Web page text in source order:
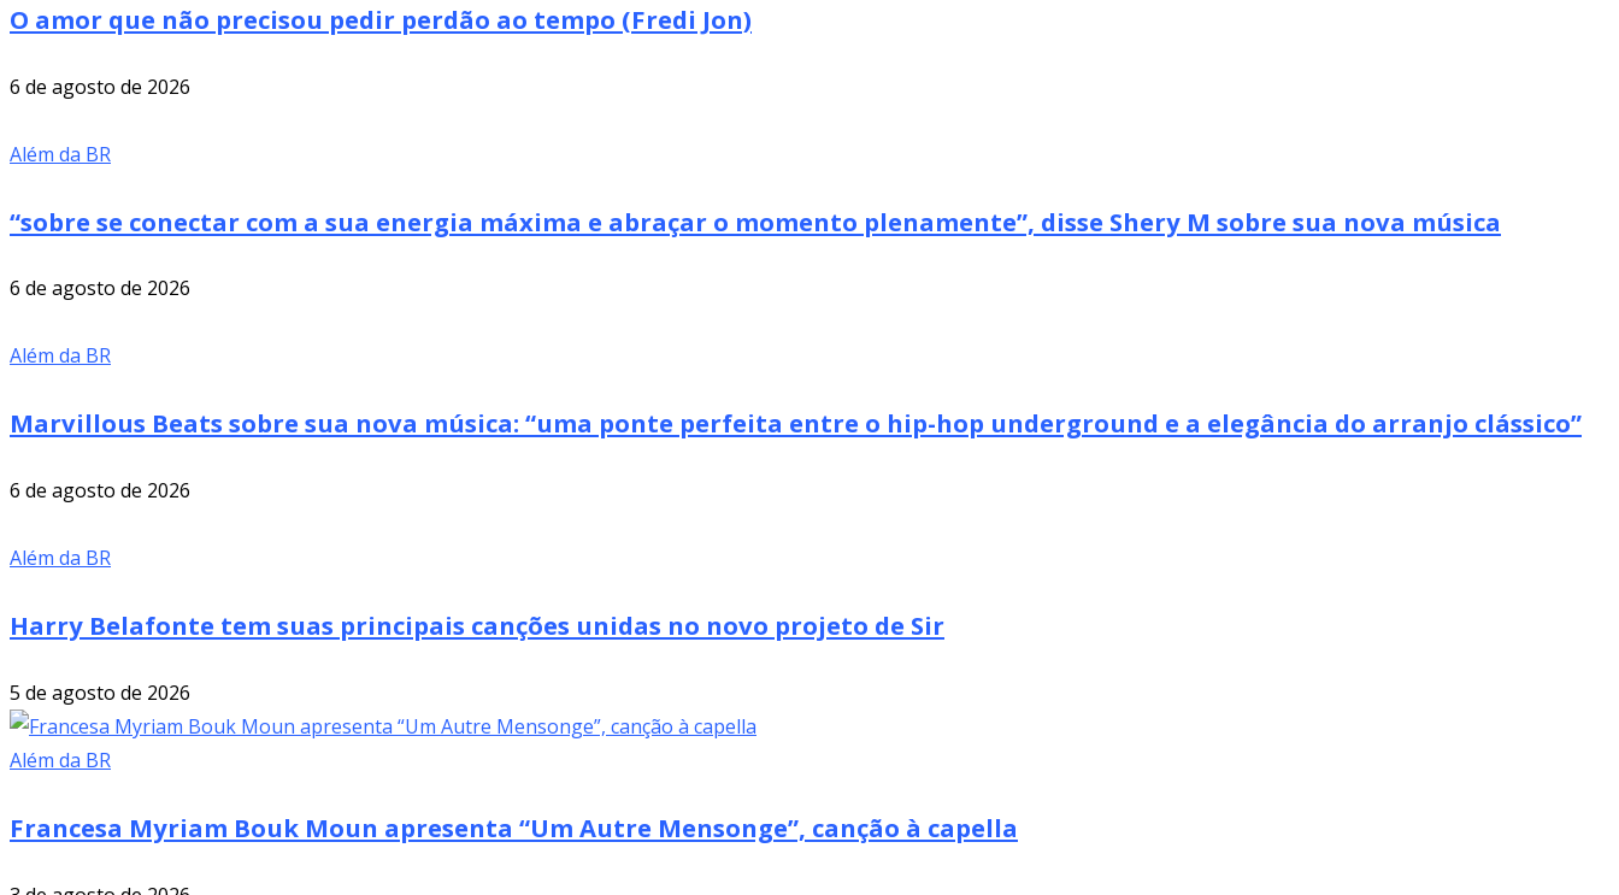
O amor que não precisou pedir perdão ao tempo (Fredi Jon)
6 de agosto de 2026
Além da BR
“sobre se conectar com a sua energia máxima e abraçar o momento plenamente”, disse Shery M sobre sua nova música
6 de agosto de 2026
Além da BR
Marvillous Beats sobre sua nova música: “uma ponte perfeita entre o hip-hop underground e a elegância do arranjo clássico”
6 de agosto de 2026
Além da BR
Harry Belafonte tem suas principais canções unidas no novo projeto de Sir
5 de agosto de 2026
Além da BR
Francesa Myriam Bouk Moun apresenta “Um Autre Mensonge”, canção à capella